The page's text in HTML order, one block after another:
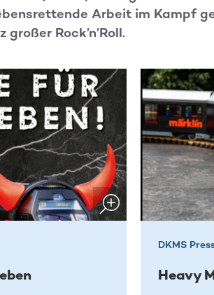
Arbeit im Kampf
Rock’n’Roll.
DKMS
Heavy